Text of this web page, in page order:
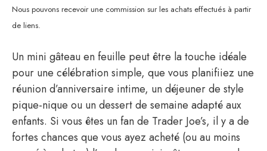
Nous pouvons recevoir une commission sur les achats effectués à partir
de liens.
Un mini gâteau en feuille peut être la touche idéale
pour une célébration simple, que vous planifiiez une
réunion d’anniversaire intime, un déjeuner de style
pique-nique ou un dessert de semaine adapté aux
enfants. Si vous êtes un fan de Trader Joe’s, il y a de
fortes chances que vous ayez acheté (ou au moins